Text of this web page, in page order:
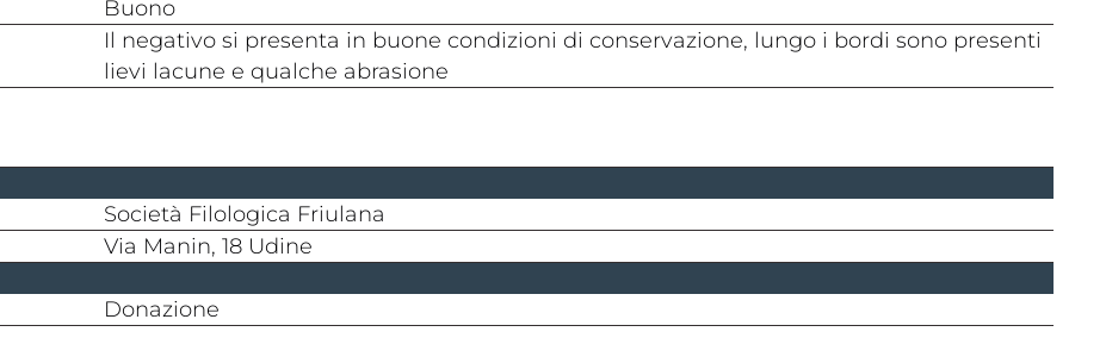
buono
Il negativo si presenta in buone condizioni di conservazione, lungo i bordi sono presenti
lievi lacune e qualche abrasione
Società Filologica Friulana
Via Manin, 18 Udine
donazione